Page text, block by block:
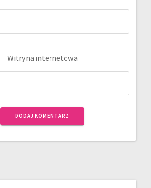
Witryna internetowa